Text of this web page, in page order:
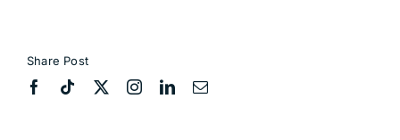
Share Post